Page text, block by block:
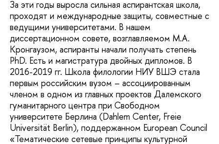
За эти годы выросла сильная аспирантская школа,
проходят и международные защиты, совместные с
ведущими университетами. В нашем
диссертационном совете, возглавляемом М.А.
Кронгаузом, аспиранты начали получать степень
PhD. Есть и магистратура двойных дипломов. В
2016-2019 гг. Школа филологии НИУ ВШЭ стала
первым российским вузом – ассоциированным
членом в одном из главных проектов Далемского
гуманитарного центра при Свободном
университете Берлина (Dahlem Center, Freie
Universität Berlin), поддержанном European Council
«Тематические сетевые принципы культурной